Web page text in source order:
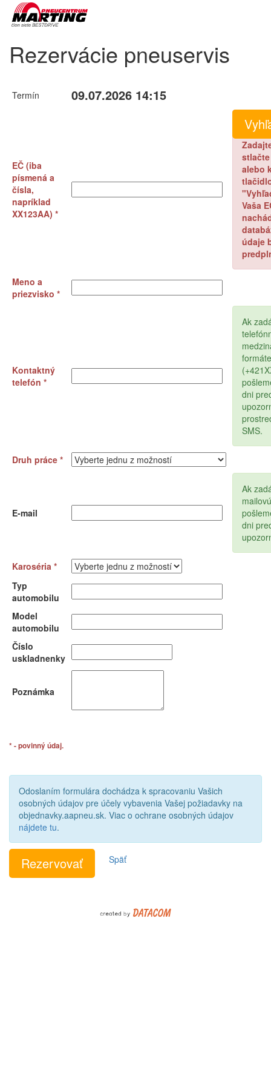
Rezervácie pneuservis
Termín 09.07.2026 14:15
EČ (iba
písmená a
čísla,
napríklad
XX123AA) *
stlačte
alebo
Vaša
údaje
Meno a
priezvisko *
Kontaktný
telefón *
Ak
formáte
dni
SMS.
Druh práce *
E-mail
Ak
dni
Karoséria *
Typ
automobilu
Model
automobilu
Číslo
uskladnenky
Poznámka
* - povinný údaj.
Odoslaním formulára dochádza k spracovaniu Vašich
osobných údajov pre účely vybavenia Vašej požiadavky na
objednavky.aapneu.sk. Viac o ochrane osobných údajov
nájdete tu.
Späť